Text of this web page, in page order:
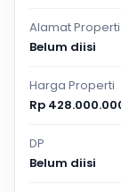
Alamat Properti
Belum diisi
Harga Properti
Rp
DP
Belum diisi